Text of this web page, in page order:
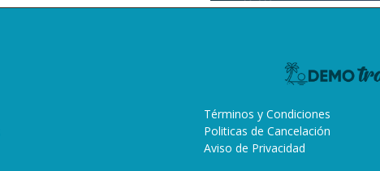
Términos y Condiciones
Politicas de Cancelación
Aviso de Privacidad